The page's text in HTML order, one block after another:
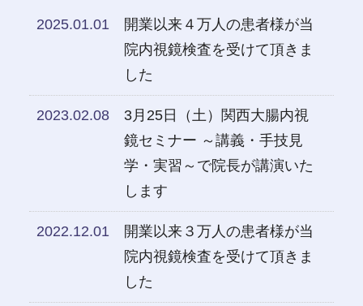
2025.01.01
開業以来４万人の患者様が当
院内視鏡検査を受けて頂きま
した
2023.02.08
3月25日（土）関西大腸内視
鏡セミナー ～講義・手技見
学・実習～で院長が講演いた
します
2022.12.01
開業以来３万人の患者様が当
院内視鏡検査を受けて頂きま
した